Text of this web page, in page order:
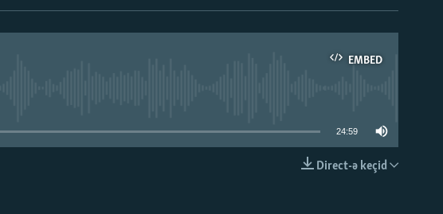
EMBED
24:59
Direct-ə keçid